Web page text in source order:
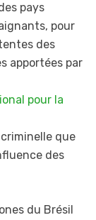
pays
pour
des
apportées par
pour la
que
des
du Brésil